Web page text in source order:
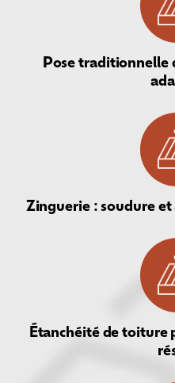
Pose traditionnelle
Zinguerie : soudure
Étanchéité de toiture